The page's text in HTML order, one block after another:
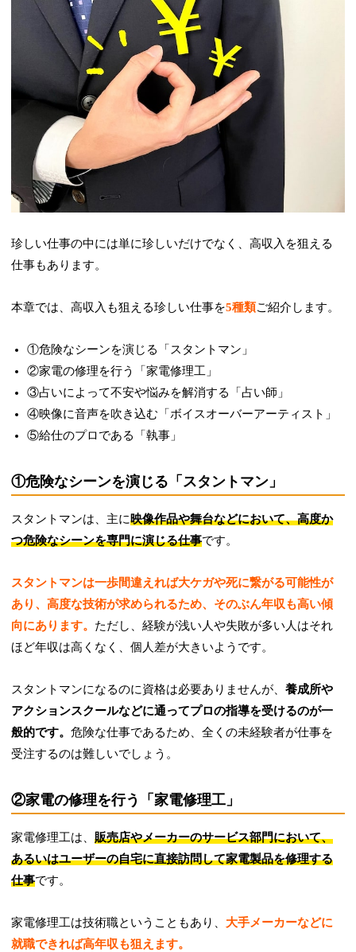
珍しい仕事の中には単に珍しいだけでなく、高収入を狙える
仕事もあります。
本章では、高収入も狙える珍しい仕事を5種類ご紹介します。
①危険なシーンを演じる「スタントマン」
②家電の修理を行う「家電修理工」
③占いによって不安や悩みを解消する「占い師」
④映像に音声を吹き込む「ボイスオーバーアーティスト」
⑤給仕のプロである「執事」
①危険なシーンを演じる「スタントマン」
スタントマンは、主に映像作品や舞台などにおいて、高度か
つ危険なシーンを専門に演じる仕事です。
スタントマンは一歩間違えれば大ケガや死に繋がる可能性が
あり、高度な技術が求められるため、そのぶん年収も高い傾
向にあります。 ただし、経験が浅い人や失敗が多い人はそれ
ほど年収は高くなく、個人差が大きいようです。
スタントマンになるのに資格は必要ありませんが、養成所や
アクションスクールなどに通ってプロの指導を受けるのが一
般的です。危険な仕事であるため、全くの未経験者が仕事を
受注するのは難しいでしょう。
②家電の修理を行う「家電修理工」
家電修理工は、販売店やメーカーのサービス部門において、
あるいはユーザーの自宅に直接訪問して家電製品を修理する
仕事です。
家電修理工は技術職ということもあり、 大手メーカーなどに
就職できれば高年収も狙えます。